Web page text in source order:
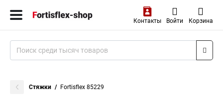
Контакты Войти Корзина
Стяжки Fortisflex 85229